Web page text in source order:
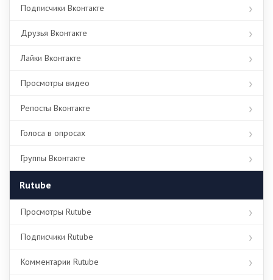
Подписчики Вконтакте
Друзья Вконтакте
Лайки Вконтакте
Просмотры видео
Репосты Вконтакте
Голоса в опросах
Группы Вконтакте
Rutube
Просмотры Rutube
Подписчики Rutube
Комментарии Rutube